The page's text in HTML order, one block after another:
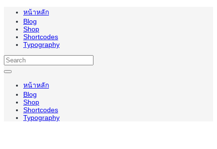
หน้าหลัก
Blog
Shop
Shortcodes
Typography
หน้าหลัก
Blog
Shop
Shortcodes
Typography